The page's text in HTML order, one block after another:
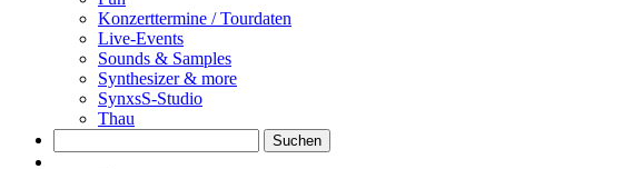
Konzerttermine / Tourdaten
Live-Events
Sounds & Samples
Synthesizer & more
SynxsS-Studio
Thau
nach: